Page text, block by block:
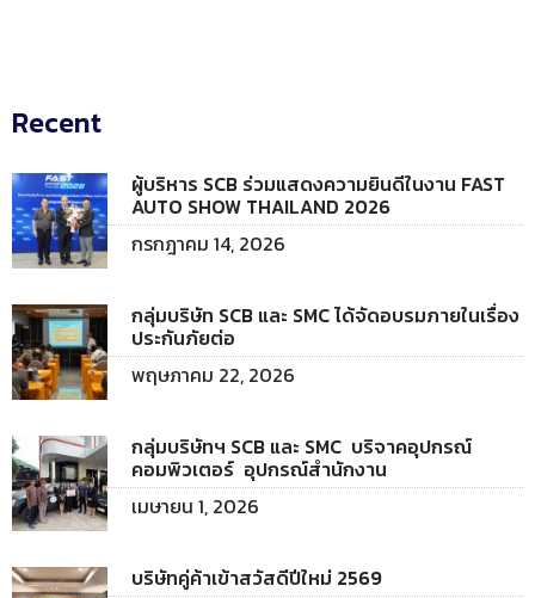
Recent
ผู้บริหาร SCB ร่วมแสดงความยินดีในงาน FAST
AUTO SHOW THAILAND 2026
กรกฎาคม 14, 2026
กลุ่มบริษัท SCB และ SMC ได้จัดอบรมภายในเรื่อง
ประกันภัยต่อ
พฤษภาคม 22, 2026
กลุ่มบริษัทฯ SCB และ SMC บริจาคอุปกรณ์
คอมพิวเตอร์ อุปกรณ์สำนักงาน
เมษายน 1, 2026
บริษัทคู่ค้าเข้าสวัสดีปีใหม่ 2569